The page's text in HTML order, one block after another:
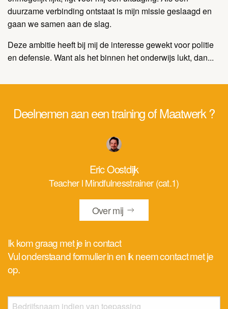
duurzame verbinding ontstaat is mijn missie geslaagd en
gaan we samen aan de slag.
Deze ambitie heeft bij mij de interesse gewekt voor politie
en defensie. Want als het binnen het onderwijs lukt, dan...
Deelnemen aan een training of Maatwerk ?
Eric Oostdijk
Teacher l Mindfulnesstrainer (cat.1)
Over mij
Ik kom graag met je in contact
Vul onderstaand formulier in en ik neem contact met je
op.